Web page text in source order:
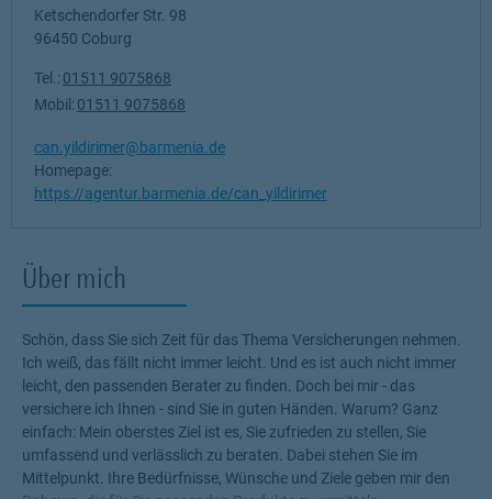
Über mich
Schön, dass Sie sich Zeit für das Thema Versicherungen nehmen.
Ich weiß, das fällt nicht immer leicht. Und es ist auch nicht immer
leicht, den passenden Berater zu finden. Doch bei mir - das
versichere ich Ihnen - sind Sie in guten Händen. Warum? Ganz
einfach: Mein oberstes Ziel ist es, Sie zufrieden zu stellen, Sie
umfassend und verlässlich zu beraten. Dabei stehen Sie im
Mittelpunkt. Ihre Bedürfnisse, Wünsche und Ziele geben mir den
Ketschendorfer Str. 98
96450 Coburg
Tel.: 01511 9075868
Mobil: 01511 9075868
can.yildirimer@barmenia.de
Homepage:
https://agentur.barmenia.de/can_yildirimer